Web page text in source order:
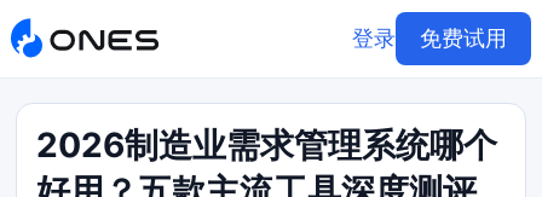
登录 免费试用
2026制造业需求管理系统哪个